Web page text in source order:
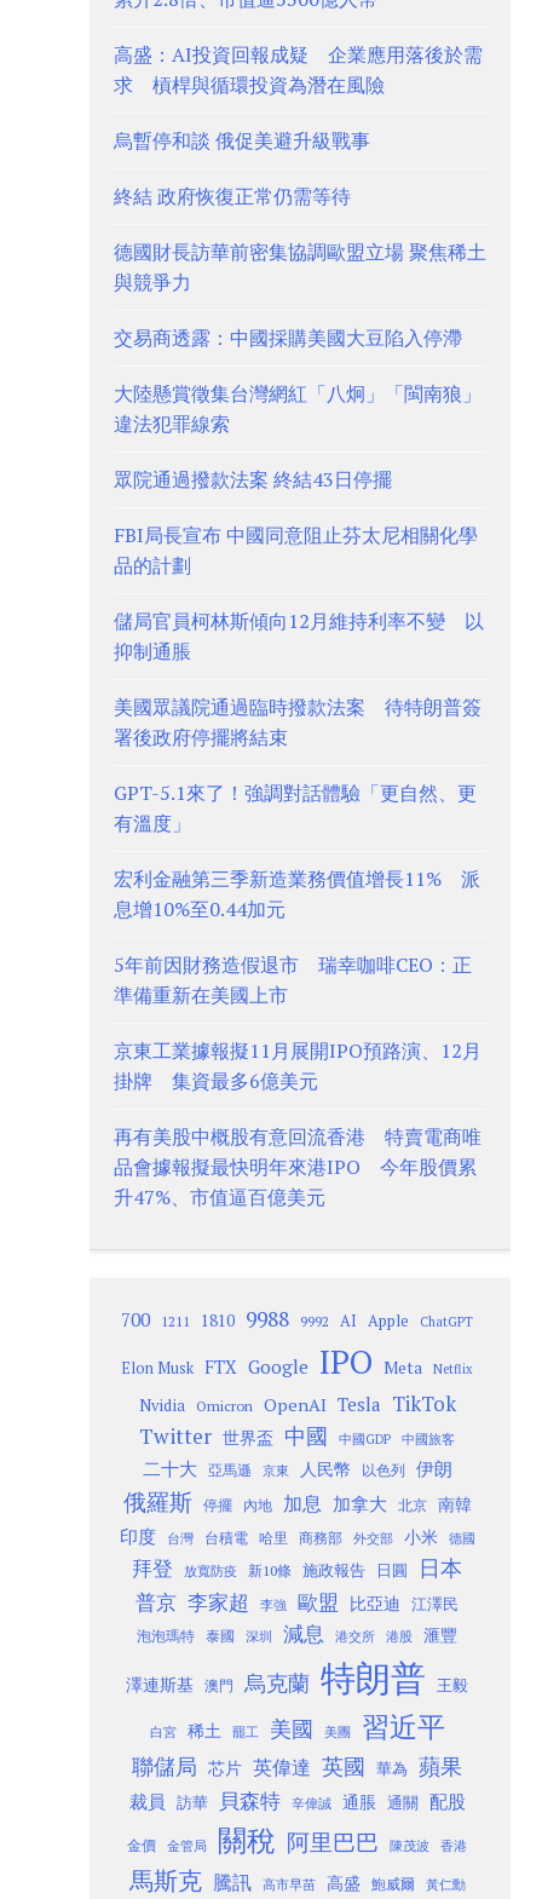
高盛：AI投資回報成疑 企業應用落後於需
求 槓桿與循環投資為潛在風險
烏暫停和談 俄促美避升級戰事
終結 政府恢復正常仍需等待
德國財長訪華前密集協調歐盟立場 聚焦稀土
與競爭力
交易商透露：中國採購美國大豆陷入停滯
大陸懸賞徵集台灣網紅「八炯」「閩南狼」
違法犯罪線索
眾院通過撥款法案 終結43日停擺
FBI局長宣布 中國同意阻止芬太尼相關化學
品的計劃
儲局官員柯林斯傾向12月維持利率不變 以
抑制通脹
美國眾議院通過臨時撥款法案 待特朗普簽
署後政府停擺將結束
GPT-5.1來了！強調對話體驗「更自然、更
有溫度」
宏利金融第三季新造業務價值增長11% 派
息增10%至0.44加元
5年前因財務造假退市 瑞幸咖啡CEO：正
準備重新在美國上市
京東工業據報擬11月展開IPO預路演、12月
掛牌 集資最多6億美元
再有美股中概股有意回流香港 特賣電商唯
品會據報擬最快明年來港IPO 今年股價累
升47%、市值逼百億美元
700 1211 1810 9988 9992 AI Apple ChatGPT
Elon Musk FTX Google IPO Meta Netflix
Nvidia Omicron OpenAI Tesla TikTok
Twitter 世界盃 中國 中國GDP 中國旅客
二十大 亞馬遜 京東 人民幣 以色列 伊朗
俄羅斯 停擺 內地 加息 加拿大 北京
南韓
印度
台灣 台積電 哈里 商務部 外交部 小米 德國
拜登 放寬防疫 新10條 施政報告 日圓 日本
普京 李家超 李強 歐盟 比亞迪 江澤民
泡泡瑪特 泰國 深圳 減息 港交所 港股 滙豐
澤連斯基 澳門 烏克蘭 特朗普 王毅
白宮 稀土 罷工 美國 美團 習近平
聯儲局 芯片 英偉達 英國 華為 蘋果
裁員 訪華 貝森特 辛偉誠 通脹 通關 配股
金價 金管局 關稅 阿里巴巴 陳茂波 香港
馬斯克 騰訊 高市早苗 高盛 鮑威爾 黃仁勳